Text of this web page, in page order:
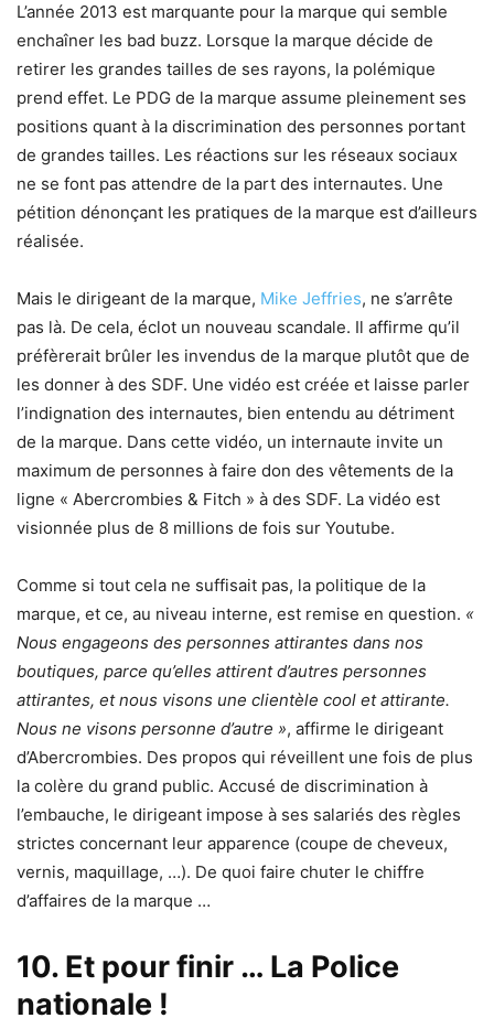
L’année 2013 est marquante pour la marque qui semble
enchaîner les bad buzz. Lorsque la marque décide de
retirer les grandes tailles de ses rayons, la polémique
prend effet. Le PDG de la marque assume pleinement ses
positions quant à la discrimination des personnes portant
de grandes tailles. Les réactions sur les réseaux sociaux
ne se font pas attendre de la part des internautes. Une
pétition dénonçant les pratiques de la marque est d’ailleurs
réalisée.
Mais le dirigeant de la marque, Mike Jeffries, ne s’arrête
pas là. De cela, éclot un nouveau scandale. Il affirme qu’il
préfèrerait brûler les invendus de la marque plutôt que de
les donner à des SDF. Une vidéo est créée et laisse parler
l’indignation des internautes, bien entendu au détriment
de la marque. Dans cette vidéo, un internaute invite un
maximum de personnes à faire don des vêtements de la
ligne « Abercrombies & Fitch » à des SDF. La vidéo est
visionnée plus de 8 millions de fois sur Youtube.
Comme si tout cela ne suffisait pas, la politique de la
marque, et ce, au niveau interne, est remise en question. «
Nous engageons des personnes attirantes dans nos
boutiques, parce qu’elles attirent d’autres personnes
attirantes, et nous visons une clientèle cool et attirante.
Nous ne visons personne d’autre », affirme le dirigeant
d’Abercrombies. Des propos qui réveillent une fois de plus
la colère du grand public. Accusé de discrimination à
l’embauche, le dirigeant impose à ses salariés des règles
strictes concernant leur apparence (coupe de cheveux,
vernis, maquillage, …). De quoi faire chuter le chiffre
d’affaires de la marque …
10. Et pour finir … La Police
nationale !